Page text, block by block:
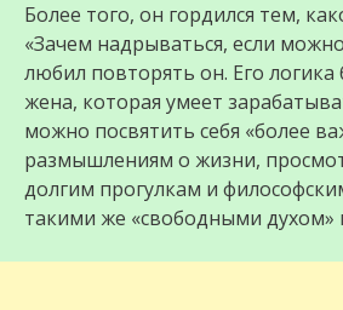
Более того, он гордился тем,
«Зачем надрываться, если
любил повторять он. Его логика
жена, которая умеет
можно посвятить себя «более
размышлениям о жизни,
долгим прогулкам и
такими же «свободными духом»